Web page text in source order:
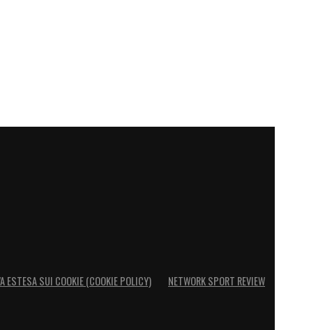
ESTESA SUI COOKIE (COOKIE POLICY) NETWORK SPORT REVIEW